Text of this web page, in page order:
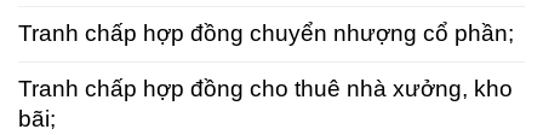
Tranh chấp hợp đồng chuyển nhượng cổ phần;
Tranh chấp hợp đồng cho thuê nhà xưởng, kho
bãi;